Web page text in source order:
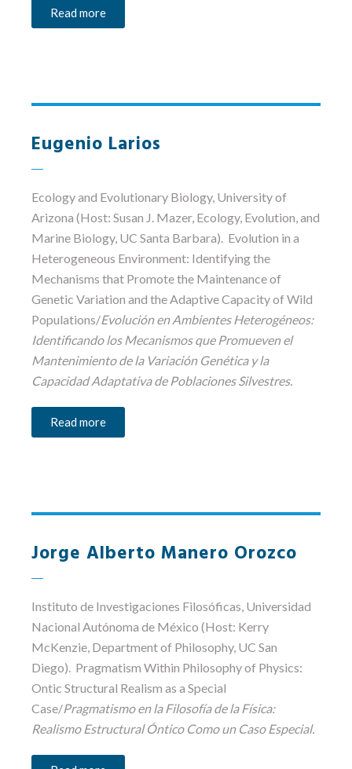
Read more
Eugenio Larios
Ecology and Evolutionary Biology, University of
Arizona (Host: Susan J. Mazer, Ecology, Evolution, and
Marine Biology, UC Santa Barbara). Evolution in a
Heterogeneous Environment: Identifying the
Mechanisms that Promote the Maintenance of
Genetic Variation and the Adaptive Capacity of Wild
Populations/Evolución en Ambientes Heterogéneos:
Identificando los Mecanismos que Promueven el
Mantenimiento de la Variación Genética y la
Capacidad Adaptativa de Poblaciones Silvestres.
Read more
Jorge Alberto Manero Orozco
Instituto de Investigaciones Filosóficas, Universidad
Nacional Autónoma de México (Host: Kerry
McKenzie, Department of Philosophy, UC San
Diego). Pragmatism Within Philosophy of Physics:
Ontic Structural Realism as a Special
Case/Pragmatismo en la Filosofía de la Física:
Realismo Estructural Óntico Como un Caso Especial.